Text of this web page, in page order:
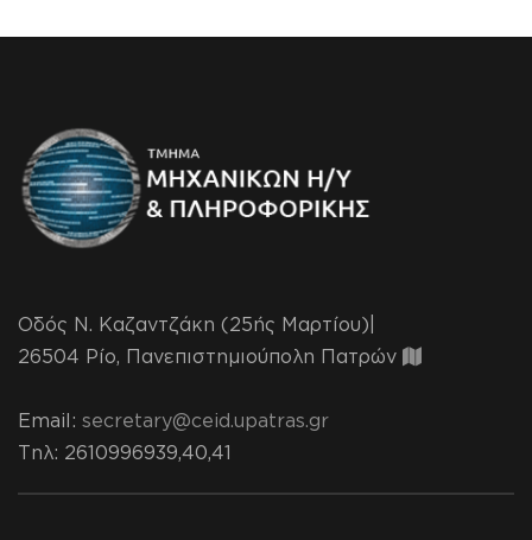
Οδός Ν. Καζαντζάκη (25ής Μαρτίου)|
26504 Ρίο, Πανεπιστημιούπολη Πατρών
Email: secretary@ceid.upatras.gr
Τηλ: 2610996939,40,41